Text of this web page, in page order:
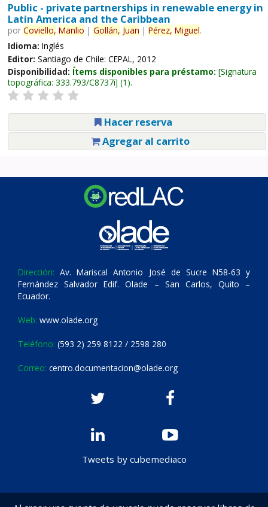
Public - private partnerships in renewable energy in
Latin America and the Caribbean
por Coviello, Manlio | Gollán, Juan | Pérez, Miguel.
Idioma: Inglés
Editor: Santiago de Chile: CEPAL, 2012
Disponibilidad: Ítems disponibles para préstamo: Signatura
topográfica: 333.793/C8737i (1).
Hacer reserva
Agregar al carrito
Dirección: Av. Mariscal Antonio José de Sucre N58-63 y
Fernández Salvador Edif. Olade – San Carlos, Quito –
Ecuador.
Web: www.olade.org
Teléfono: (593 2) 259 8122 / 2598 280
Correo: centro.documentacion@olade.org
Tweets by cubemediaco